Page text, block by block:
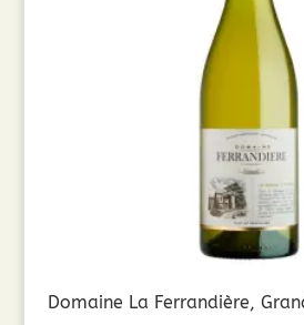
Domaine La Ferrandière,